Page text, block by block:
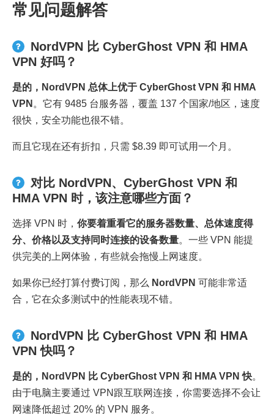
常见问题解答
NordVPN 比 CyberGhost VPN 和 HMA
VPN 好吗？
是的， NordVPN 总体上优于 CyberGhost VPN 和 HMA
VPN 。它有 9485 台服务器，覆盖 137 个国家/地区，速度
很快，安全功能也很不错。
而且它现在还有折扣，只需 $8.39 即可试用一个月。
对比 NordVPN、CyberGhost VPN 和
HMA VPN 时，该注意哪些方面？
选择 VPN 时， 你要着重看它的服务器数量、总体速度得
分、价格以及支持同时连接的设备数量。一些 VPN 能提
供完美的上网体验，有些就会拖慢上网速度。
如果你已经打算付费订阅，那么 NordVPN 可能非常适
合，它在众多测试中的性能表现不错。
NordVPN 比 CyberGhost VPN 和 HMA
VPN 快吗？
是的， NordVPN 比 CyberGhost VPN 和 HMA VPN快。
由于电脑主要通过 VPN跟互联网连接，你需要选择不会让
网速降低超过 20% 的 VPN 服务。